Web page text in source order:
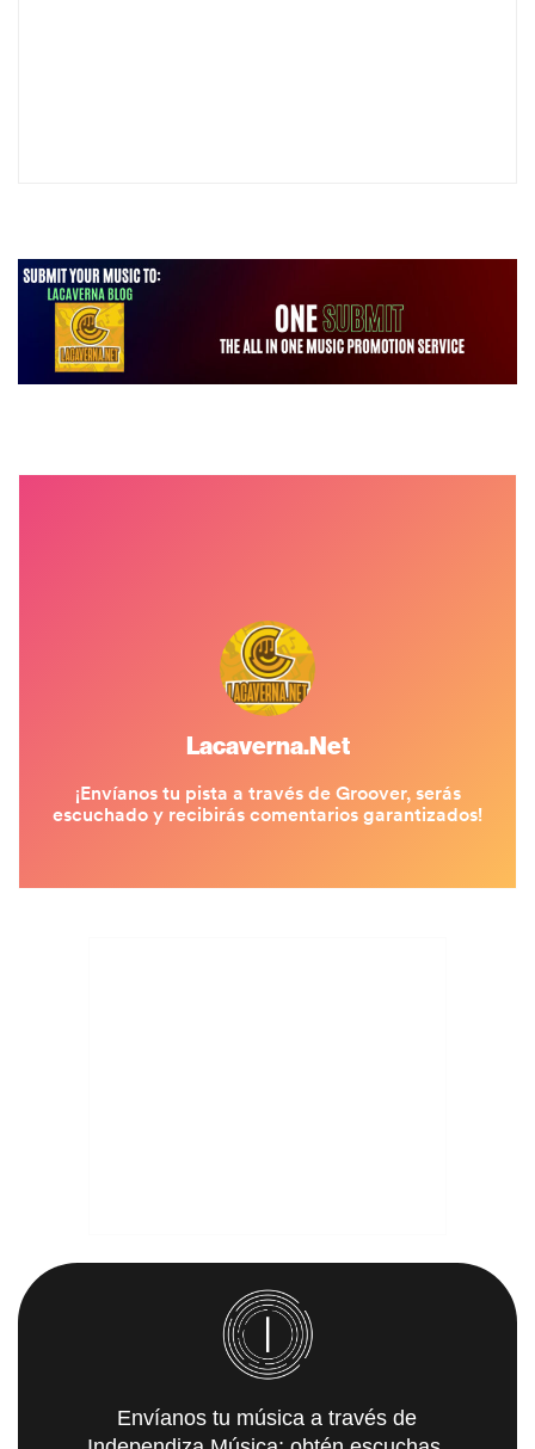
Envíanos tu música a través de